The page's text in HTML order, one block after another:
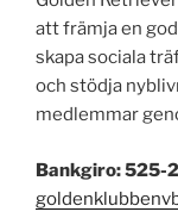
att främja en
skapa sociala
och stödja
medlemmar
Bankgiro: 525-